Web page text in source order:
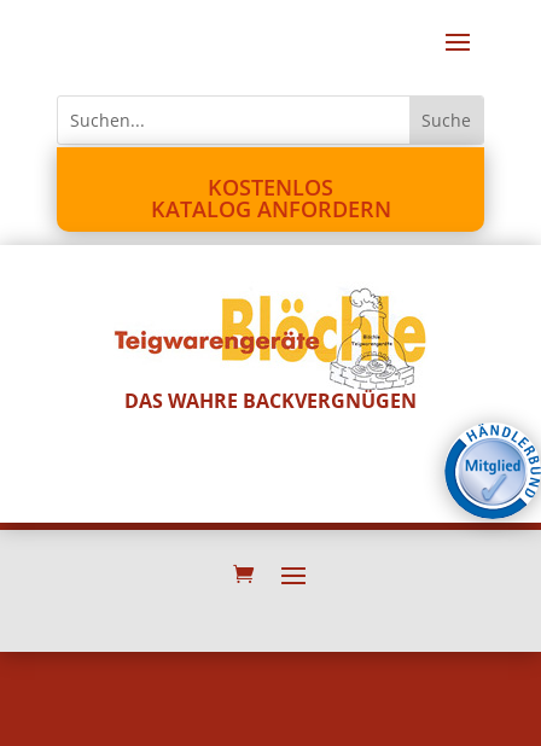
KOSTENLOS
KATALOG ANFORDERN
DAS WAHRE BACKVERGNÜGEN